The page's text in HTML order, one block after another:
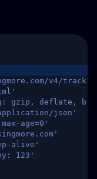
v4/trackings/
gzip, deflate,
json'
age=0'
alive'
123'